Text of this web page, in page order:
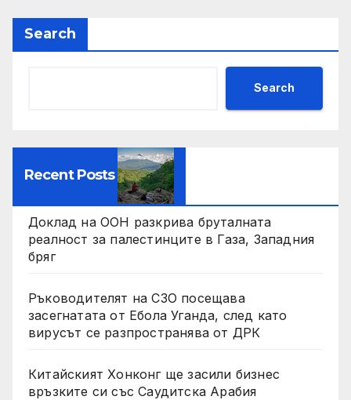
Search
Search
Recent Posts
Доклад на ООН разкрива бруталната
реалност за палестинците в Газа, Западния
бряг
Ръководителят на СЗО посещава
засегнатата от Ебола Уганда, след като
вирусът се разпространява от ДРК
Китайският Хонконг ще засили бизнес
връзките си със Саудитска Арабия